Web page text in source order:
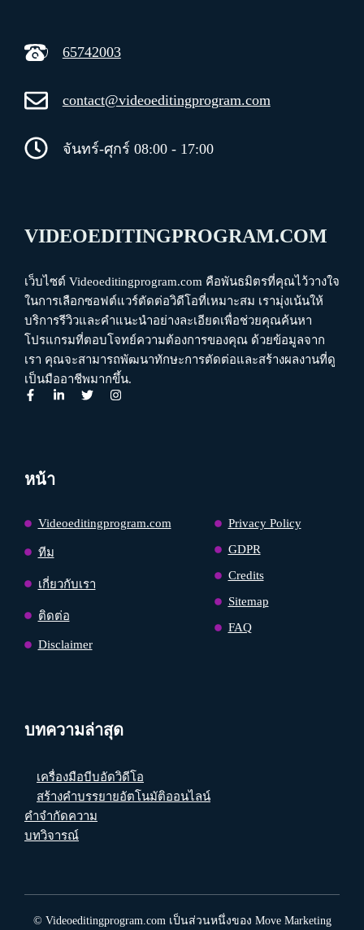
65742003
contact@videoeditingprogram.com
จันทร์-ศุกร์ 08:00 - 17:00
VIDEOEDITINGPROGRAM.COM
เว็บไซต์ Videoeditingprogram.com คือพันธมิตรที่คุณไว้วางใจ
ในการเลือกซอฟต์แวร์ตัดต่อวิดีโอที่เหมาะสม เรามุ่งเน้นให้
บริการรีวิวและคำแนะนำอย่างละเอียดเพื่อช่วยคุณค้นหา
โปรแกรมที่ตอบโจทย์ความต้องการของคุณ ด้วยข้อมูลจาก
เรา คุณจะสามารถพัฒนาทักษะการตัดต่อและสร้างผลงานที่ดู
เป็นมืออาชีพมากขึ้น.
หน้า
Videoeditingprogram.com
ทีม
เกี่ยวกับเรา
ติดต่อ
Disclaimer
Privacy Policy
GDPR
Credits
Sitemap
FAQ
บทความล่าสุด
เครื่องมือบีบอัดวิดีโอ
สร้างคำบรรยายอัตโนมัติออนไลน์
คำจำกัดความ
บทวิจารณ์
© Videoeditingprogram.com เป็นส่วนหนึ่งของ Move Marketing